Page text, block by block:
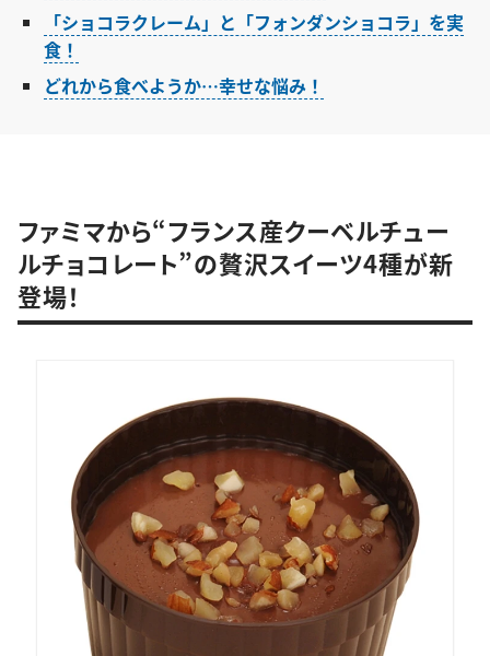
「ショコラクレーム」と「フォンダンショコラ」を実
食！
どれから食べようか…幸せな悩み！
ファミマから“フランス産クーベルチュー
ルチョコレート”の贅沢スイーツ4種が新
登場！